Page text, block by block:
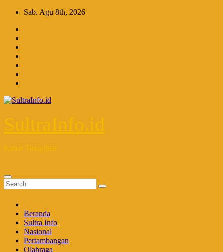
Skip
content
Sab. Agu 8th, 2026
SultraInfo.id
Kabar Terupdate
Beranda
Sultra Info
Nasional
Pertambangan
Olahraga